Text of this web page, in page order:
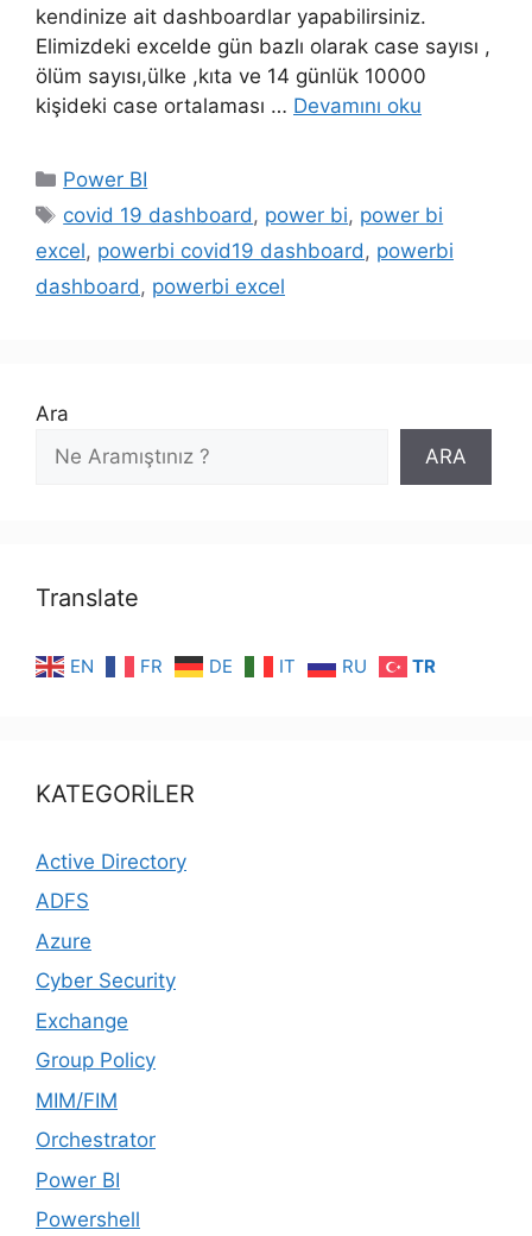
kendinize ait dashboardlar yapabilirsiniz.
Elimizdeki excelde gün bazlı olarak case sayısı ,
ölüm sayısı,ülke ,kıta ve 14 günlük 10000
kişideki case ortalaması … Devamını oku
Kategoriler
Power BI
Etiketler
covid 19 dashboard , power bi, power bi
excel, powerbi covid19 dashboard , powerbi
dashboard , powerbi excel
Ara
ARA
Translate
EN FR DE IT RU TR
KATEGORİLER
Active Directory
ADFS
Azure
Cyber Security
Exchange
Group Policy
MIM/FIM
Orchestrator
Power BI
Powershell